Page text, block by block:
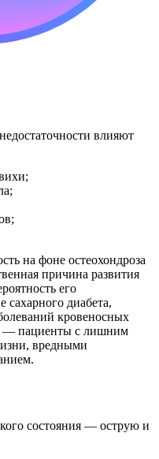
влияют
на фоне остеохондроза
причина развития
его
диабета,
кровеносных
— пациенты с лишним
вредными
состояния — острую и